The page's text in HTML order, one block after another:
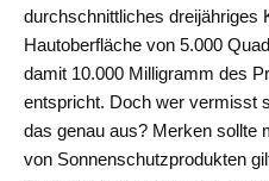
durchschnittliches dreijähriges
Hautoberfläche von 5.000
damit 10.000 Milligramm des
entspricht. Doch wer vermisst
das genau aus? Merken sollte
von Sonnenschutzprodukten